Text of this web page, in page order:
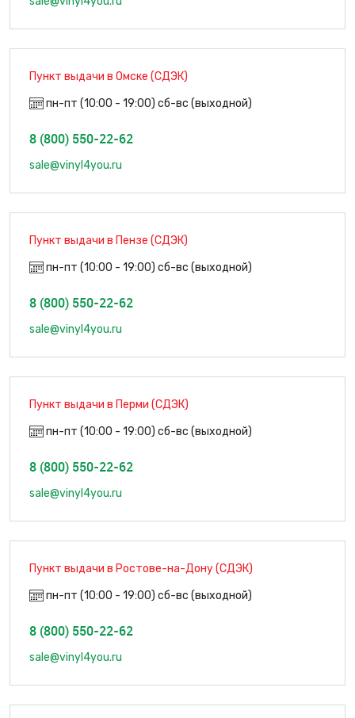
Пункт выдачи в Омске (СДЭК)
пн-пт (10:00 - 19:00) сб-вс (выходной)
8 (800) 550-22-62
sale@vinyl4you.ru
Пункт выдачи в Пензе (СДЭК)
пн-пт (10:00 - 19:00) сб-вс (выходной)
8 (800) 550-22-62
sale@vinyl4you.ru
Пункт выдачи в Перми (СДЭК)
пн-пт (10:00 - 19:00) сб-вс (выходной)
8 (800) 550-22-62
sale@vinyl4you.ru
Пункт выдачи в Ростове-на-Дону (СДЭК)
пн-пт (10:00 - 19:00) сб-вс (выходной)
8 (800) 550-22-62
sale@vinyl4you.ru